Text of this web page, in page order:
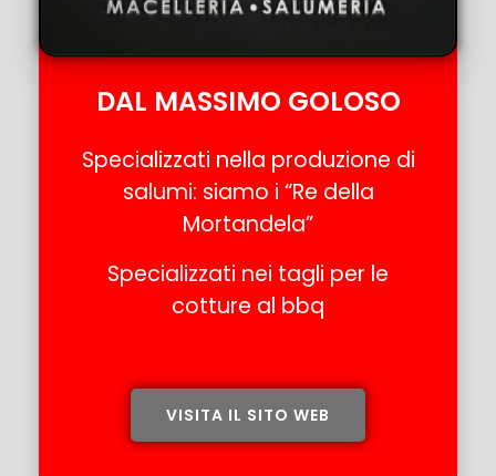
DAL MASSIMO GOLOSO
Specializzati nella produzione di
salumi: siamo i “Re della
Mortandela”
Specializzati nei tagli per le
cotture al bbq
VISITA IL SITO WEB